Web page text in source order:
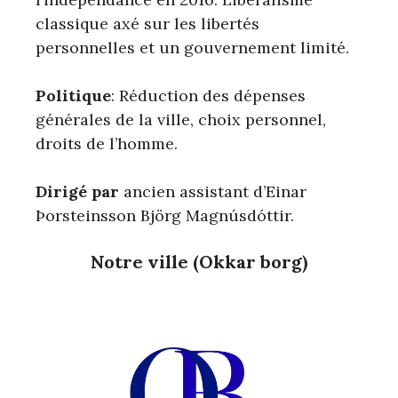
classique axé sur les libertés
personnelles et un gouvernement limité.
Politique: Réduction des dépenses
générales de la ville, choix personnel,
droits de l’homme.
Dirigé par ancien assistant d’Einar
Þorsteinsson Björg Magnúsdóttir.
Notre ville (Okkar borg)